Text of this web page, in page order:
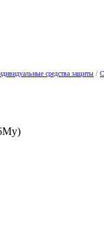
средства защиты /